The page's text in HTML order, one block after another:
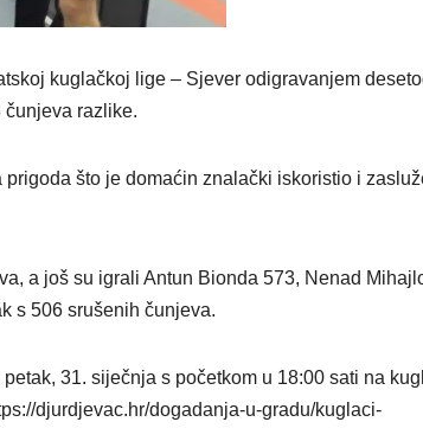
kuglačkoj lige – Sjever odigravanjem
razlike.
što je domaćin znalački iskoristio i
a još su igrali Antun Bionda 573, Nenad
s 506 srušenih čunjeva.
31. siječnja s početkom u 18:00 sati na
djurdjevac.hr/dogadanja-u-gradu/kuglaci-